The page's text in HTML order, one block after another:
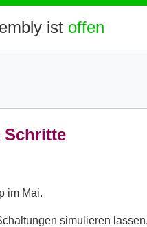
Schritte
im Mai.
simulieren lassen.